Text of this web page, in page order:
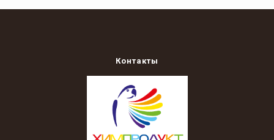
Контакты